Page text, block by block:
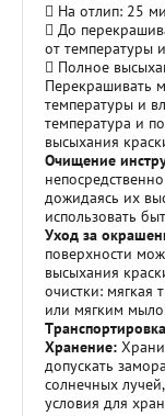
 На отлип: 25
 До
от температуры
 Полное
Перекрашивать
температуры и
температура и
высыхания
Очищение
дожидаясь их
использовать
Уход за
поверхности
высыхания
очистки: мягкая
или мягким
Хранение:
допускать
солнечных
условия для